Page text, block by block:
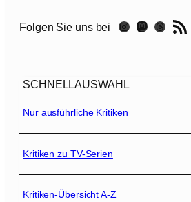
o
2
0
1
]
Folgen Sie uns bei Instagram Mastodon Threads RSS-Feed
SCHNELLAUSWAHL
Nur ausführliche Kritiken
Kritiken zu TV-Serien
Kritiken-Übersicht A-Z